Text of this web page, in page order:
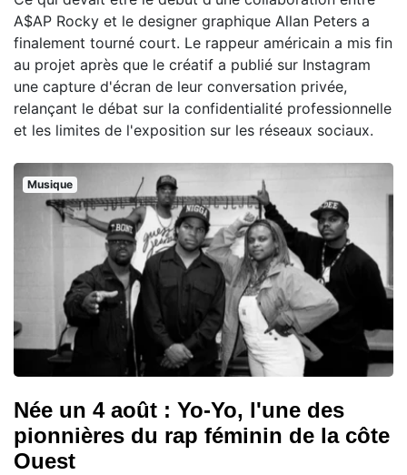
A$AP Rocky et le designer graphique Allan Peters a
finalement tourné court. Le rappeur américain a mis fin
au projet après que le créatif a publié sur Instagram
une capture d'écran de leur conversation privée,
relançant le débat sur la confidentialité professionnelle
et les limites de l'exposition sur les réseaux sociaux.
Musique
Née un 4 août : Yo-Yo, l'une des
pionnières du rap féminin de la côte
Ouest